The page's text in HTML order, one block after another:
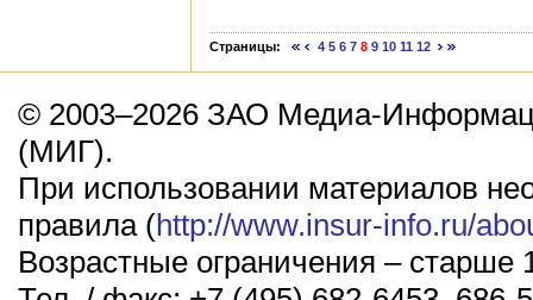
Страницы: 4 5 6 7 8 9 10 11 12
© 2003–2026 ЗАО Медиа-
(МИГ).
При использовании материалов
правила (http://www.insur-info.ru/
Возрастные ограничения – старше